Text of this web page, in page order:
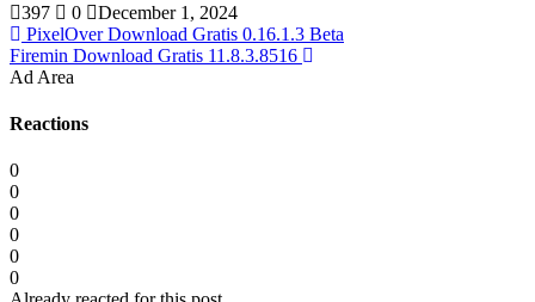
397
0
December 1, 2024
PixelOver Download Gratis 0.16.1.3 Beta
Firemin Download Gratis 11.8.3.8516
Ad Area
Reactions
0
0
0
0
0
0